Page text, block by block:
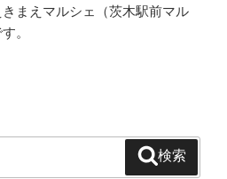
まえマルシェ（茨木駅前マル
。
検索